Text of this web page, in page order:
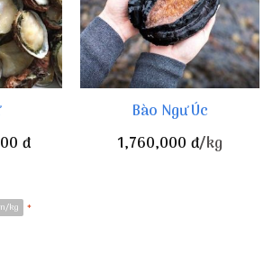
đ
kg
*
Bào Ngư Úc
1,760,000 đ/kg